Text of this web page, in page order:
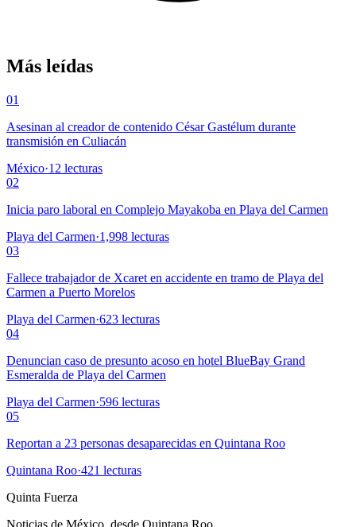
Más leídas
01
Asesinan al creador de contenido César Gastélum durante
transmisión en Culiacán
México·12 lecturas
02
Inicia paro laboral en Complejo Mayakoba en Playa del Carmen
Playa del Carmen·1,998 lecturas
03
Fallece trabajador de Xcaret en accidente en tramo de Playa del
Carmen a Puerto Morelos
Playa del Carmen·623 lecturas
04
Denuncian caso de presunto acoso en hotel BlueBay Grand
Esmeralda de Playa del Carmen
Playa del Carmen·596 lecturas
05
Reportan a 23 personas desaparecidas en Quintana Roo
Quintana Roo·421 lecturas
Quinta Fuerza
Noticias de México, desde Quintana Roo